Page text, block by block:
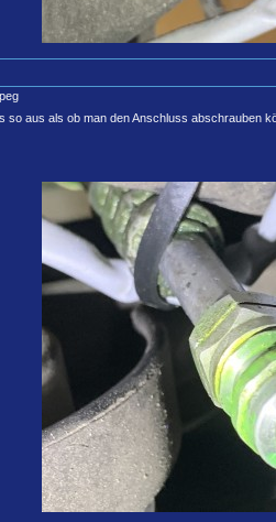
so aus als ob man den Anschluss abschrauben